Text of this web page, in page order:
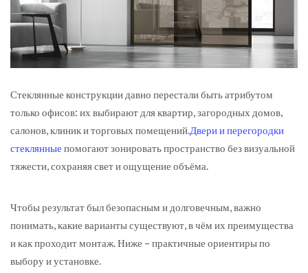
Стеклянные конструкции давно перестали быть атрибутом
только офисов: их выбирают для квартир, загородных домов,
салонов, клиник и торговых помещений.Двери и перегородки
стеклянные помогают зонировать пространство без визуальной
тяжести, сохраняя свет и ощущение объёма.
Чтобы результат был безопасным и долговечным, важно
понимать, какие варианты существуют, в чём их преимущества
и как проходит монтаж. Ниже – практичные ориентиры по
выбору и установке.